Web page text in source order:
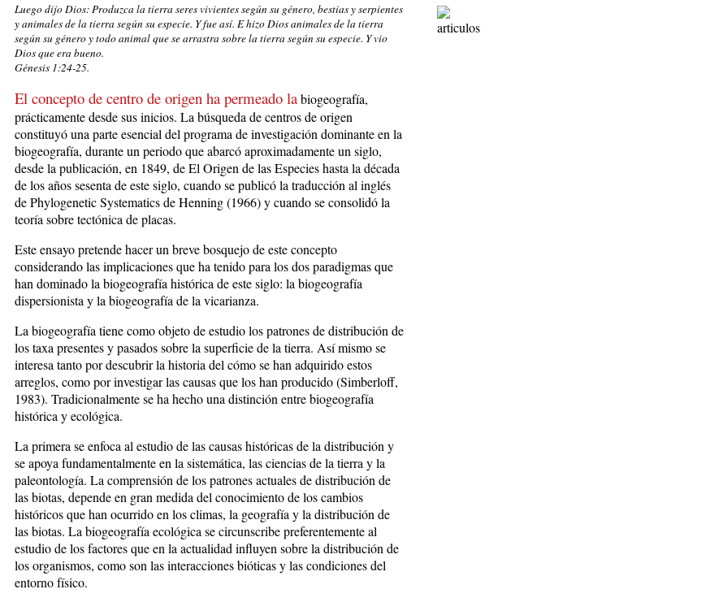
Luego dijo Dios: Produzca la tierra seres vivientes según su género, bestias y serpientes
y animales de la tierra según su especie. Y fue así. E hizo Dios animales de la tierra
según su género y todo animal que se arrastra sobre la tierra según su especie. Y vio
Dios que era bueno.
Génesis 1:24-25.
El concepto de centro de origen ha permeado labiogeografía,
prácticamente desde sus inicios. La búsqueda de centros de origen
constituyó una parte esencial del programa de investigación dominante en la
biogeografía, durante un periodo que abarcó aproximadamente un siglo,
desde la publicación, en 1849, de El Origen de las Especies hasta la década
de los años sesenta de este siglo, cuando se publicó la traducción al inglés
de Phylogenetic Systematics de Henning (1966) y cuando se consolidó la
teoría sobre tectónica de placas.
Este ensayo pretende hacer un breve bosquejo de este concepto
considerando las implicaciones que ha tenido para los dos paradigmas que
han dominado la biogeografía histórica de este siglo: la biogeografía
dispersionista y la biogeografía de la vicarianza.
La biogeografía tiene como objeto de estudio los patrones de distribución de
los taxa presentes y pasados sobre la superficie de la tierra. Así mismo se
interesa tanto por descubrir la historia del cómo se han adquirido estos
arreglos, como por investigar las causas que los han producido (Simberloff,
1983). Tradicionalmente se ha hecho una distinción entre biogeografía
histórica y ecológica.
La primera se enfoca al estudio de las causas históricas de la distribución y
se apoya fundamentalmente en la sistemática, las ciencias de la tierra y la
paleontología. La comprensión de los patrones actuales de distribución de
las biotas, depende en gran medida del conocimiento de los cambios
históricos que han ocurrido en los climas, la geografía y la distribución de
las biotas. La biogeografía ecológica se circunscribe preferentemente al
estudio de los factores que en la actualidad influyen sobre la distribución de
los organismos, como son las interacciones bióticas y las condiciones del
entorno físico.